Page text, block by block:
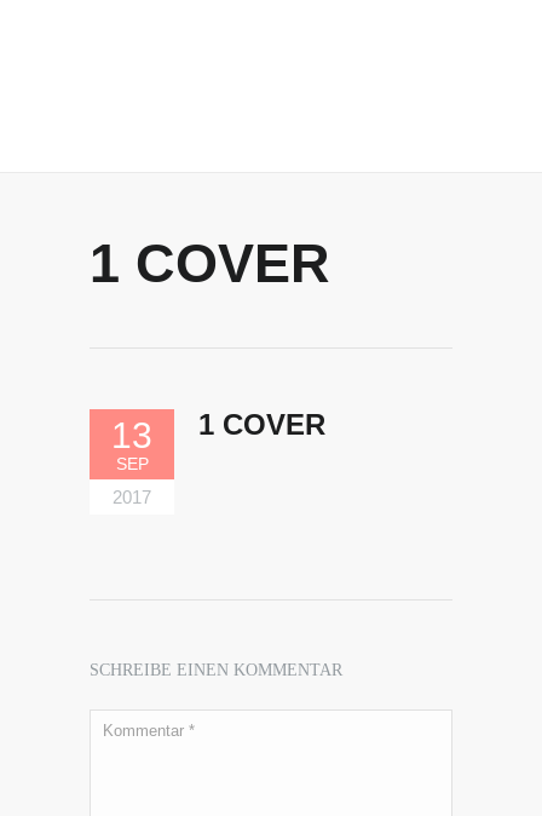
1 COVER
13
SEP
2017
1 COVER
SCHREIBE EINEN KOMMENTAR